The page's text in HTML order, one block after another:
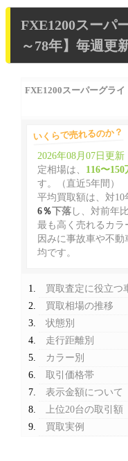
FXE1200スーパ
～78年】毎週更
FXE1200スーパーグラ
いくらで売れるのか？
2026年08月07日更新
定相場は、 116〜150
す。（直近5年間）
平均買取額は、対10
6％下落し、対前年
最も高く売れるカラ
因みに事故車や不
均です。
買取査定に役立つ
買取相場の推移
状態別
走行距離別
カラー別
取引価格帯
表示金額について
上位20台の取引額
買取実例